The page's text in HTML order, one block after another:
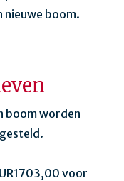
nieuwe boom.
boom worden
voor